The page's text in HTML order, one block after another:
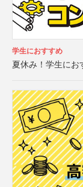
学生におすすめ
夏休み！学生にお